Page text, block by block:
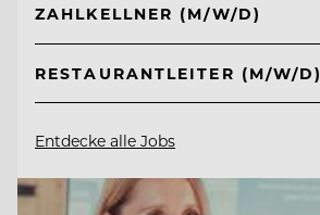
ZAHLKELLNER (M/W/D)
RESTAURANTLEITER (M/W/D)
Entdecke alle Jobs